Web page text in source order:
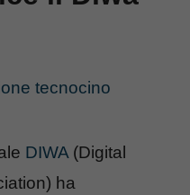
tecnocino
DIWA (Digital
ha